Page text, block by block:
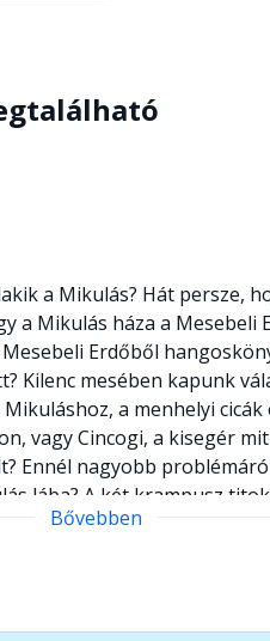
a Mikulás? Hát persze,
a Mikulás háza a Mesebeli
Erdőből
Kilenc mesében kapunk
a menhelyi
vagy Cincogi, a kisegér
Ennél nagyobb
lába? A két krampusz
kideríteni, hogy mikor
hogyan tanul meg a
Bővebben